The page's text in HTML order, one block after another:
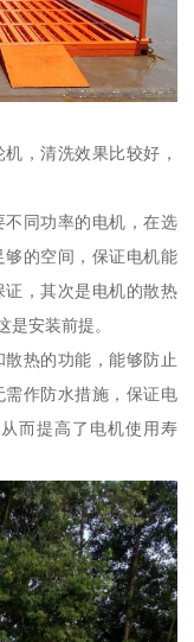
，清洗效果比较好，
同功率的电机，在选
的空间，保证电机能
，其次是电机的散热
安装前提。
热的功能，能够防止
作防水措施，保证电
而提高了电机使用寿